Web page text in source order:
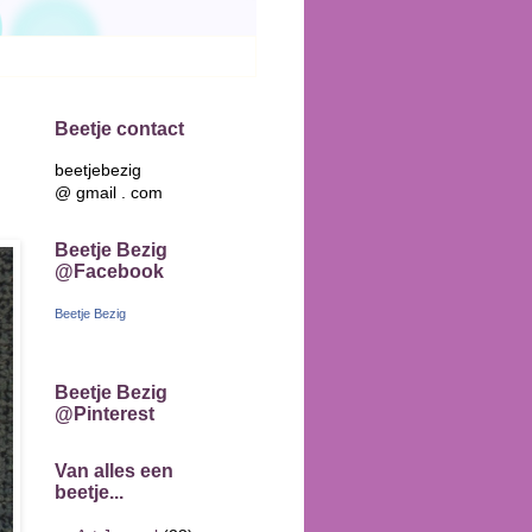
Beetje contact
beetjebezig
@ gmail . com
Beetje Bezig
@Facebook
Beetje Bezig
Beetje Bezig
@Pinterest
Van alles een
beetje...